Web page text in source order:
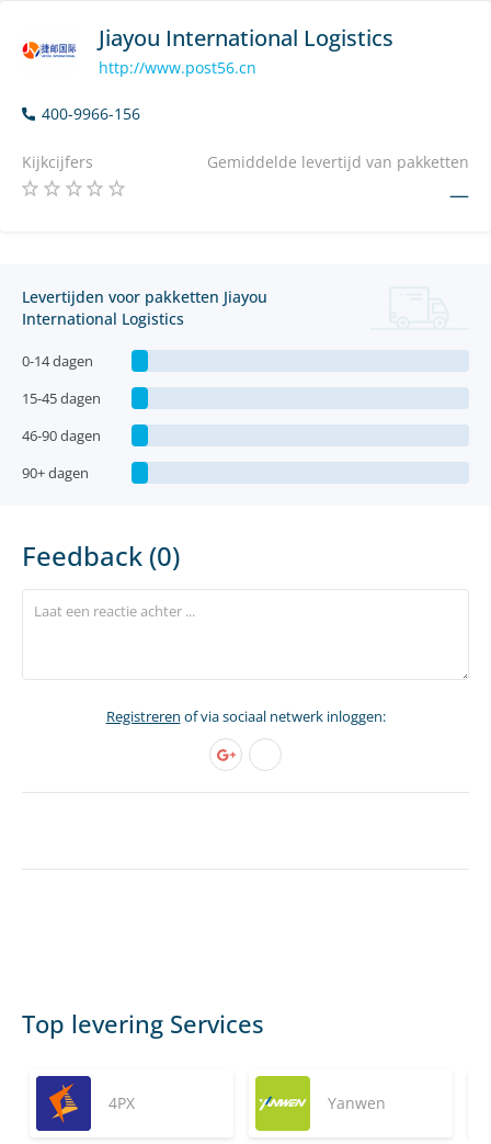
Jiayou International Logistics
http://www.post56.cn
400-9966-156
Kijkcijfers Gemiddelde levertijd van pakketten
—
Levertijden voor pakketten Jiayou
International Logistics
0-14 dagen
15-45 dagen
46-90 dagen
90+ dagen
Feedback (0)
Registreren of via sociaal netwerk inloggen:
Top levering Services
4PX Yanwen